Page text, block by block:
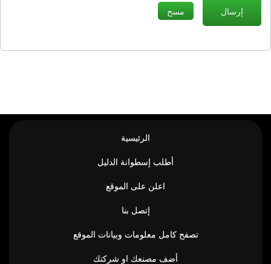
الرئيسية
أطلب إسطوانة الدليل
اعلن على الموقع
إتصل بنا
تصفح كامل معلومات وبيانات الموقع
أضف مصنعك او شركتك